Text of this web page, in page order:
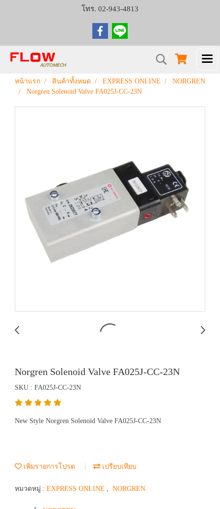
โทร. 02-943-4813
หน้าแรก สินค้าทั้งหมด EXPRESS ONLINE
NORGREN
Norgren Solenoid Valve FA025J-CC-23N
Norgren Solenoid Valve FA025J-CC-23N
SKU : FA025J-CC-23N
New Style Norgren Solenoid Valve FA025J-CC-23N
เพิ่มรายการโปรด เปรียบเทียบ
หมวดหมู่ : EXPRESS ONLINE , NORGREN